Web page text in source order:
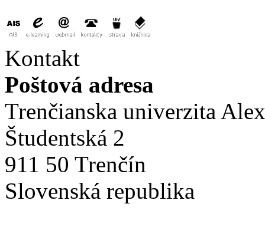
Kontakt
Poštová adresa
Trenčianska univerzita
Študentská 2
911 50 Trenčín
Slovenská republika